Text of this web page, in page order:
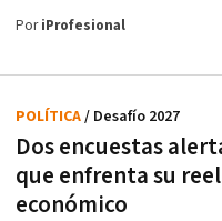
PoriProfesional
Dos encuestas
que enfrenta su
económico
POLÍTICA/ Desafío 2027